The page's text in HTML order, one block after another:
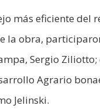
más eficiente del
la obra,
Sergio
Agrario
Jelinski.